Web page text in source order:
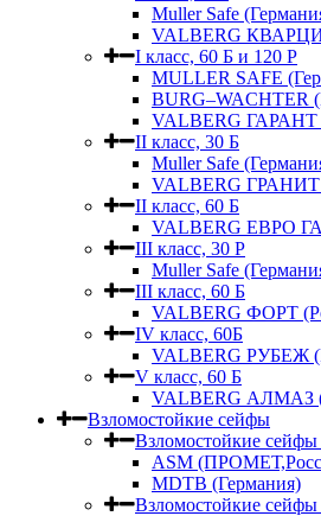
Muller Safe
VALBERG
I класс, 60 Б и 120 Р
MULLER SAFE
BURG–WACHTER
VALBERG
II класс, 30 Б
Muller Safe
VALBERG
II класс, 60 Б
VALBERG ЕВРО
III класс, 30 Р
Muller Safe
III класс, 60 Б
VALBERG ФОРТ
IV класс, 60Б
VALBERG РУБЕЖ
V класс, 60 Б
VALBERG АЛМАЗ
Взломостойкие сейфы
Взломостойкие сейфы
ASM
MDTB (Германия)
Взломостойкие сейфы